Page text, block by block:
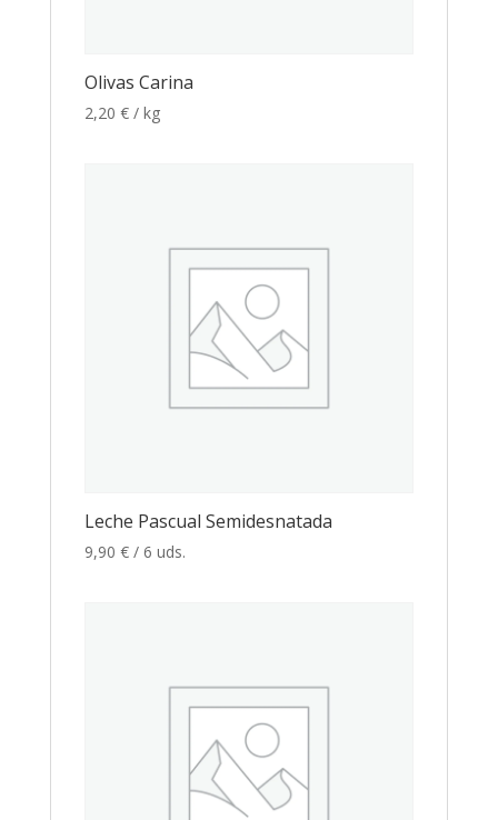
Olivas Carina
2,20 € / kg
Leche Pascual Semidesnatada
9,90 € / 6 uds.